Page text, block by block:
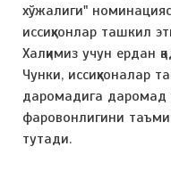
хўжалиги"
иссиқхонлар ташкил
Халқимиз учун ердан
Чунки, иссиқхоналар
даромадига даромад
фаровонлигини
тутади.